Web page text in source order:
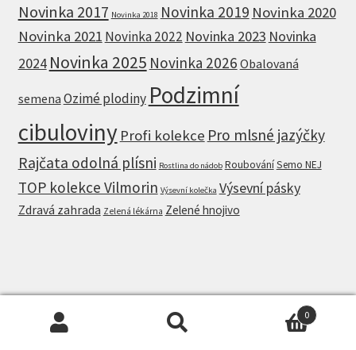
Novinka 2017 Novinka 2018 Novinka 2019 Novinka 2020
Novinka 2021 Novinka 2022 Novinka 2023 Novinka
2024 Novinka 2025 Novinka 2026 Obalovaná
semena Ozimé plodiny Podzimní
cibuloviny Profi kolekce Pro mlsné jazýčky
Rajčata odolná plísni Rostlina do nádob RoubováníSemo NEJ
TOP kolekce Vilmorin Výsevní kolečka Výsevní pásky
Zdravá zahrada Zelená lékárna Zelené hnojivo
© Farmaření.cz 2026
Zásady ochrany osobních údajů
0